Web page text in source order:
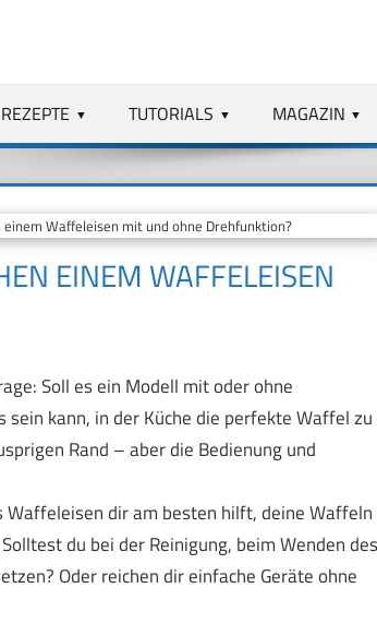
REZEPTE TUTORIALS MAGAZIN
Waffeleisen mit und ohne Drehfunktion?
EINEM WAFFELEISEN
Soll es ein Modell mit oder ohne
kann, in der Küche die perfekte Waffel zu
Rand – aber die Bedienung und
Waffeleisen dir am besten hilft, deine Waffeln
du bei der Reinigung, beim Wenden des
Oder reichen dir einfache Geräte ohne